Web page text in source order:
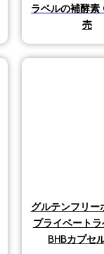
ラベルの補酵素
売
グルテンフリー
プライベート
BHBカプセ